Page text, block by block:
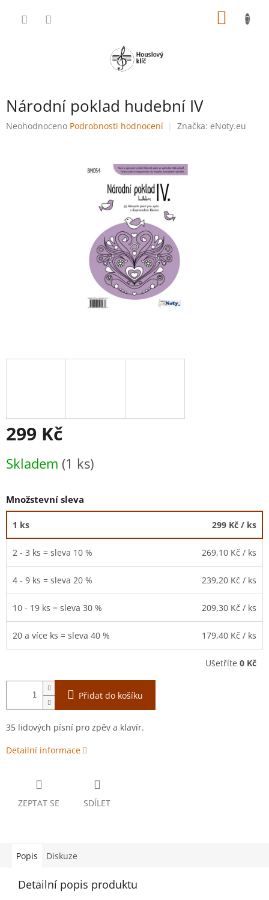
Národní poklad hudební IV
Průměrné
Neohodnoceno Podrobnosti hodnocení Značka: eNoty.eu
299 Kč
cena:
Skladem (1 ks)
Množstevní sleva
1 ks 299 Kč / ks
2 - 3 ks = sleva 10 % 269,10 Kč / ks
4 - 9 ks = sleva 20 % 239,20 Kč / ks
10 - 19 ks = sleva 30 % 209,30 Kč / ks
20 a více ks = sleva 40 % 179,40 Kč / ks
Ušetříte 0 Kč
Přidat do košíku
35 lidových písní pro zpěv a klavír.
Detailní informace
ZEPTAT SE SDÍLET
Popis Diskuze
Detailní popis produktu